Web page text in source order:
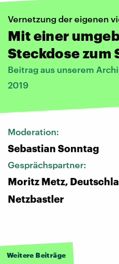
Vernetzung der eigenen
Mit einer
Steckdose zum
Beitrag aus unserem
2019
Moderation:
Sebastian Sonntag
Gesprächspartner:
Moritz Metz,
Netzbastler
Weitere Beiträge